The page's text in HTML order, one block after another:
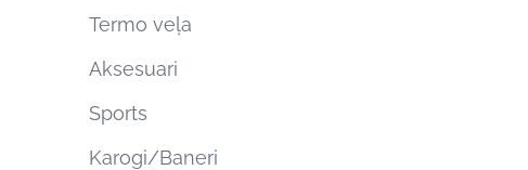
Termo veļa
Aksesuari
Sports
Karogi/Baneri